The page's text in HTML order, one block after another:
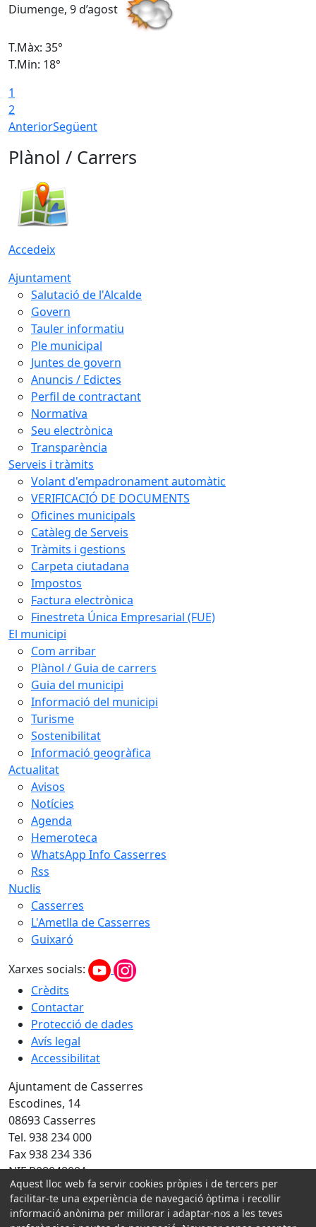
Diumenge, 9 d’agost
T.Màx: 35°
T.Min: 18°
1
2
AnteriorSegüent
Plànol / Carrers
Accedeix
Ajuntament
Salutació de l'Alcalde
Govern
Tauler informatiu
Ple municipal
Juntes de govern
Anuncis / Edictes
Perfil de contractant
Normativa
Seu electrònica
Transparència
Serveis i tràmits
Volant d'empadronament automàtic
VERIFICACIÓ DE DOCUMENTS
Oficines municipals
Catàleg de Serveis
Tràmits i gestions
Carpeta ciutadana
Impostos
Factura electrònica
Finestreta Única Empresarial (FUE)
El municipi
Com arribar
Plànol / Guia de carrers
Guia del municipi
Informació del municipi
Turisme
Sostenibilitat
Informació geogràfica
Actualitat
Avisos
Notícies
Agenda
Hemeroteca
WhatsApp Info Casserres
Rss
Nuclis
Casserres
L'Ametlla de Casserres
Guixaró
Xarxes socials:
Crèdits
Contactar
Protecció de dades
Avís legal
Accessibilitat
Ajuntament de Casserres
Escodines, 14
08693 Casserres
Tel. 938 234 000
Fax 938 234 336
NIF P0804800A
Amb la col·laboració de:
Aquest lloc web fa servir cookies pròpies i de tercers per
facilitar-te una experiència de navegació òptima i recollir
informació anònima per millorar i adaptar-nos a les teves